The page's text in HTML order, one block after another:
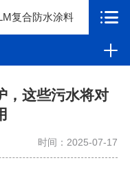
复合防水涂料
，这些污水将对
时间：2025-07-17